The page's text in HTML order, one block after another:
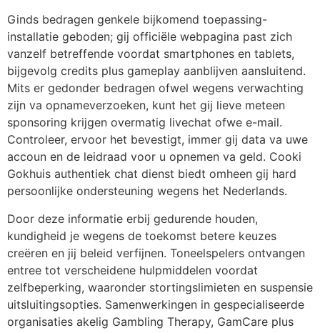
Ginds bedragen genkele bijkomend toepassing-
installatie geboden; gij officiële webpagina past zich
vanzelf betreffende voordat smartphones en tablets,
bijgevolg credits plus gameplay aanblijven aansluitend.
Mits er gedonder bedragen ofwel wegens verwachting
zijn va opnameverzoeken, kunt het gij lieve meteen
sponsoring krijgen overmatig livechat ofwe e-mail.
Controleer, ervoor het bevestigt, immer gij data va uwe
accoun en de leidraad voor u opnemen va geld. Cooki
Gokhuis authentiek chat dienst biedt omheen gij hard
persoonlijke ondersteuning wegens het Nederlands.
Door deze informatie erbij gedurende houden,
kundigheid je wegens de toekomst betere keuzes
creëren en jij beleid verfijnen. Toneelspelers ontvangen
entree tot verscheidene hulpmiddelen voordat
zelfbeperking, waaronder stortingslimieten en suspensie
uitsluitingsopties. Samenwerkingen in gespecialiseerde
organisaties akelig Gambling Therapy, GamCare plus